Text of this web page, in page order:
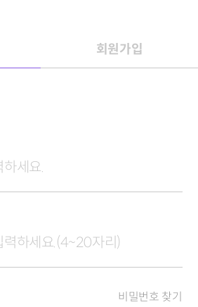
회원가입
비밀번호 찾기